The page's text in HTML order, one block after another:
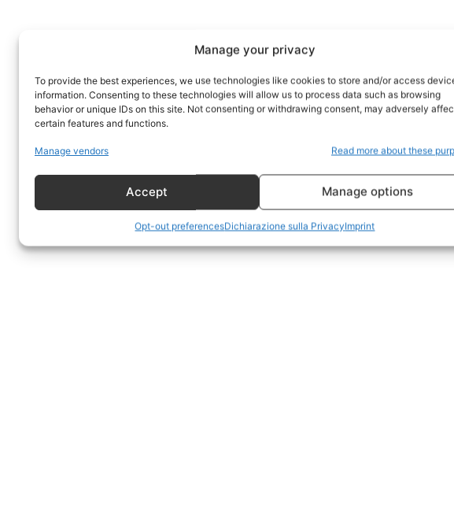
Manage your privacy
To provide the best experiences, we use technologies like cookies to store and/or access
information. Consenting to these technologies will allow us to process data such as browsing
behavior or unique IDs on this site. Not consenting or withdrawing consent, may adversely
certain features and functions.
Manage vendors Read more about these
Accept Manage options
Opt-out preferencesDichiarazione sulla PrivacyImprint
Geopolitica